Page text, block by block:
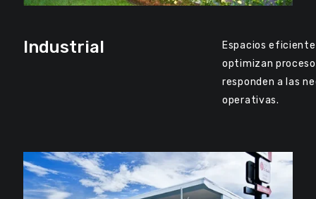
Industrial
Espacios
optimizan
responden a las
operativas.